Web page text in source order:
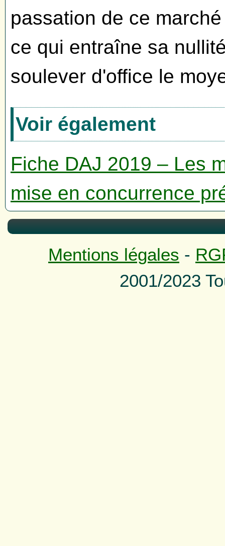
passation de ce
ce qui entraîne sa
soulever d'office le
Voir également
Fiche DAJ 2019 – Les
mise en concurrence
Mentions légales -
2001/2023